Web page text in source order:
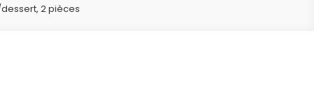
2 pièces